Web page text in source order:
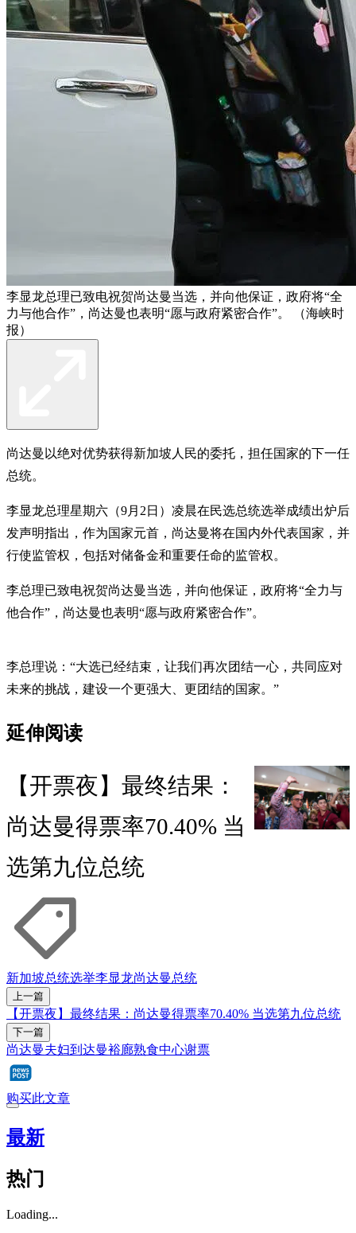
李显龙总理已致电祝贺尚达曼当选，并向他保证，政府将“全
力与他合作”，尚达曼也表明“愿与政府紧密合作”。 （海峡时
报）
尚达曼以绝对优势获得新加坡人民的委托，担任国家的下一任
总统。
李显龙总理星期六（9月2日）凌晨在民选总统选举成绩出炉后
发声明指出，作为国家元首，尚达曼将在国内外代表国家，并
行使监管权，包括对储备金和重要任命的监管权。
李总理已致电祝贺尚达曼当选，并向他保证，政府将“全力与
他合作”，尚达曼也表明“愿与政府紧密合作”。
李总理说：“大选已经结束，让我们再次团结一心，共同应对
未来的挑战，建设一个更强大、更团结的国家。”
延伸阅读
【开票夜】最终结果：
尚达曼得票率70.40% 当
选第九位总统
新加坡总统选举李显龙尚达曼总统
上一篇
【开票夜】最终结果：尚达曼得票率70.40% 当选第九位总统
下一篇
尚达曼夫妇到达曼裕廊熟食中心谢票
购买此文章
最新
热门
Loading...